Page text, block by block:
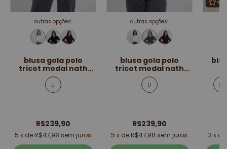
outras opções:
blusa gola polo
tricot modal nath
off white
U
R$239,90
5 x de R$47,98 sem juros
outras opções:
blusa gola polo
tricot modal nath
preta
U
R$239,90
5 x de R$47,98 sem juros
PP
3 x